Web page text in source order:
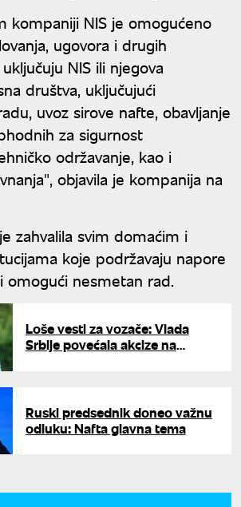
kompaniji NIS je omogućeno
ugovora i drugih
NIS ili njegova
društva, uključujući
uvoz sirove nafte, obavljanje
za sigurnost
održavanje, kao i
objavila je kompanija na
zahvalila svim domaćim i
koje podržavaju napore
omogući nesmetan rad.
Loše vesti za vozače: Vlada
Srbije povećala akcize na
Ruski predsednik doneo važnu
odluku: Nafta glavna tema